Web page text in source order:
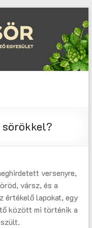
sörökkel?
versenyre,
vársz, és a
értékelő lapokat, egy
között mi történik a